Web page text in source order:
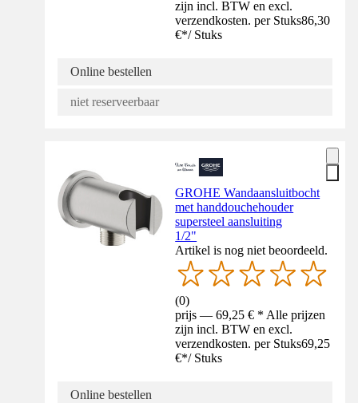
zijn incl. BTW en excl.
verzendkosten. per Stuks86,30
€*/ Stuks
Online bestellen
niet reserveerbaar
GROHE Wandaansluitbocht
met handdouchehouder
supersteel aansluiting
1/2"
Artikel is nog niet beoordeeld.
(0)
prijs — 69,25 € * Alle prijzen
zijn incl. BTW en excl.
verzendkosten. per Stuks69,25
€*/ Stuks
Online bestellen